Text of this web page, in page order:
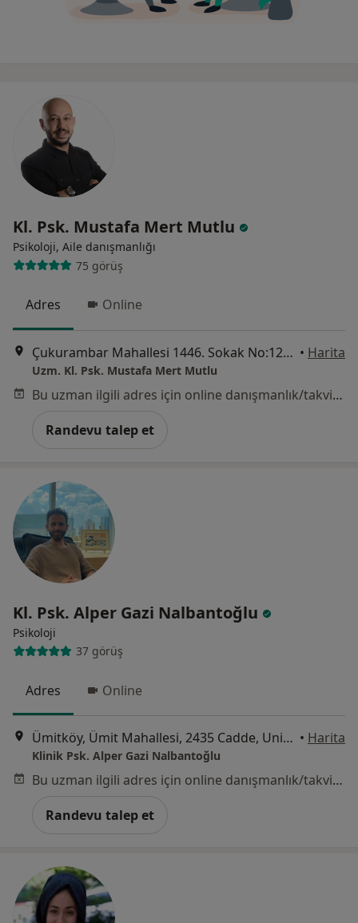
Kl. Psk. Mustafa Mert Mutlu
Psikoloji, Aile danışmanlığı
75 görüş
Adres Online
Çukurambar Mahallesi 1446. Sokak No:12/25 Alternatif Plaza,, Ankara • Harita
Uzm. Kl. Psk. Mustafa Mert Mutlu
Bu uzman ilgili adres için online danışmanlık/takvim sunmuyor.
Randevu talep et
Kl. Psk. Alper Gazi Nalbantoğlu
Psikoloji
37 görüş
Adres Online
Ümitköy, Ümit Mahallesi, 2435 Cadde, Unique Center Ümitköy, No:6/8, 2. Kat, Çankaya, Ankara, Ankara • Harita
Klinik Psk. Alper Gazi Nalbantoğlu
Bu uzman ilgili adres için online danışmanlık/takvim sunmuyor.
Randevu talep et